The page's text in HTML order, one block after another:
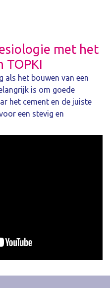
met het
TOPKI
als het bouwen van een
is om goede
het cement en de juiste
een stevig en